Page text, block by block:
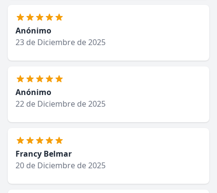
Anónimo
23 de Diciembre de 2025
Anónimo
22 de Diciembre de 2025
Francy Belmar
20 de Diciembre de 2025